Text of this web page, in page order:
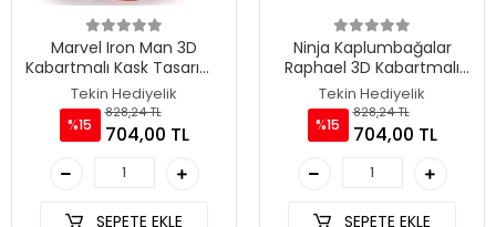
Marvel Iron Man 3D
Kabartmalı Kask Tasarımlı
Kupa Bardak TKN4541
Tekin Hediyelik
%15
828,24 TL
704,00 TL
SEPETE EKLE
Ninja Kaplumbağalar
Raphael 3D Kabartmalı
Kupa Bardak TKN4540
Tekin Hediyelik
%15
828,24 TL
704,00 TL
SEPETE EKLE